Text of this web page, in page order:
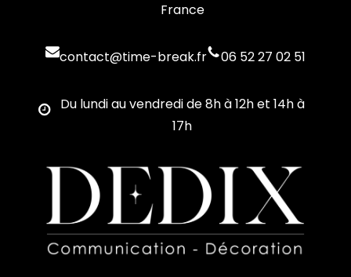
France
contact@time-break.fr 06 52 27 02 51
Du lundi au vendredi de 8h à 12h et 14h à
17h